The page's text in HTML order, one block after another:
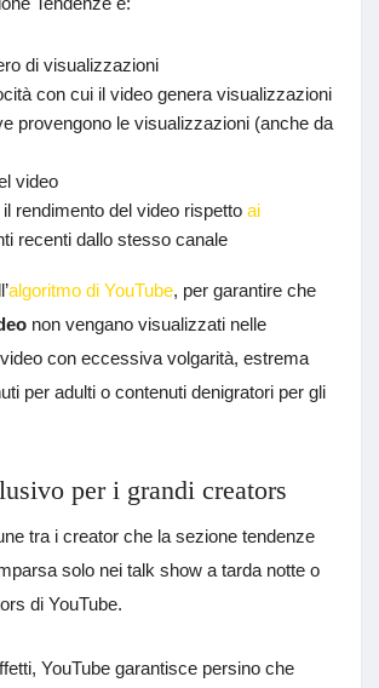
di visualizzazioni
con cui il video genera visualizzazioni
provengono le visualizzazioni (anche da
video
rendimento del video rispetto ai
recenti dallo stesso canale
algoritmo di YouTube, per garantire che
non vengano visualizzati nelle
con eccessiva volgarità, estrema
per adulti o contenuti denigratori per gli
per i grandi creators
tra i creator che la sezione tendenze
solo nei talk show a tarda notte o
di YouTube.
YouTube garantisce persino che